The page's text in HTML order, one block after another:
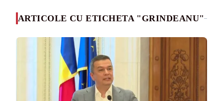
ARTICOLE CU ETICHETA "GRINDEANU"